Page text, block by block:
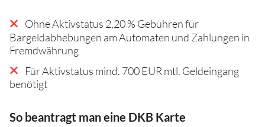
Ohne Aktivstatus 2,20 % Gebühren für
Bargeldabhebungen am Automaten und Zahlungen in
Fremdwährung
Für Aktivstatus mind. 700 EUR mtl. Geldeingang
benötigt
So beantragt man eine DKB Karte